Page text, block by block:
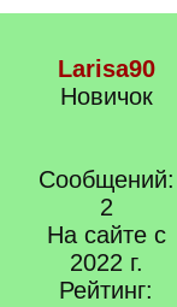
Larisa90
Новичок
Сообщений:
2
На сайте с
2022 г.
Рейтинг: